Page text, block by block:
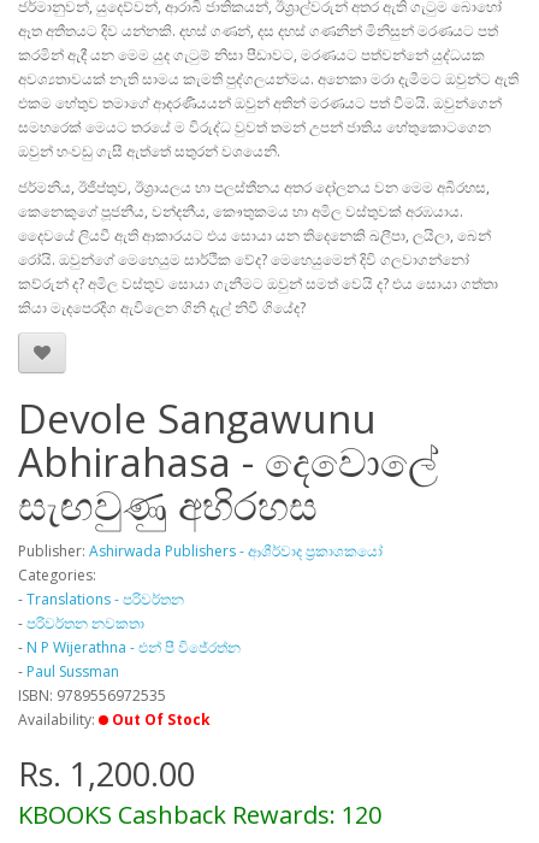
ජර්මානුවන්, යුදෙව්වන්, ආරාබි ජාතිකයන්, ඊශ්‍රාල්වරුන් අතර ඇති ගැටුම බොහෝ
ඈත අතීතයට දිව යන්නකි. දහස් ගණන්, දස දහස් ගණනින් මිනිසුන් මරණයට පත්
කරමින් ඇදී යන මෙම යුද ගැටුම් නිසා පීඩාවට, මරණයට පත්වන්නේ යුද්ධයක
අවශ්‍යතාවයක් නැති සාමය කැමති පුද්ගලයන්මය. අනෙකා මරා දැමීමට ඔවුන්ට ඇති
එකම හේතුව තමාගේ ආදරණීයයන් ඔවුන් අතින් මරණයට පත් වීමයි. ඔවුන්ගෙන්
සමහරෙක් මෙයට තරයේ ම විරුද්ධ වුවත් තමන් උපන් ජාතිය හේතුකොටගෙන
ඔවුන් හංවඩු ගැසී ඇත්තේ සතුරන් වශයෙනි.
ජර්මනිය, ඊජිප්තුව, ඊශ්‍රායලය හා පලස්තීනය අතර දෝලනය වන මෙම අබිරහස,
කෙනෙකුගේ පූජනීය, වන්දනීය, කෞතුකමය හා අමිල වස්තුවක් අරඹයාය.
දෛවයේ ලියවී ඇති ආකාරයට එය සොයා යන තිදෙනෙකි ඛලීපා, ලයිලා, බෙන්
රෝයි. ඔවුන්ගේ මෙහෙයුම සාර්ථික වේද? මෙහෙයුමෙන් දිවි ගලවාගන්නෝ
කව්රුන් ද? අමිල වස්තුව සොයා ගැනීමට ඔවුන් සමත් වෙයි ද? එය සොයා ගත්තා
කියා මැදපෙරදිග ඇවිලෙන ගිනි දැල් නිවී ගියේද?
Devole Sangawunu
Abhirahasa - දෙවොලේ
සැඟවුණු අභිරහස
Publisher: Ashirwada Publishers - ආශීර්වාද ප්‍රකාශකයෝ
Categories:
-Translations - පරිවර්තන
-පරිවර්තන නවකතා
- N P Wijerathna - එන් පී විජේරත්න
- Paul Sussman
ISBN: 9789556972535
Availability:
Out Of Stock
Rs. 1,200.00
KBOOKS Cashback Rewards: 120